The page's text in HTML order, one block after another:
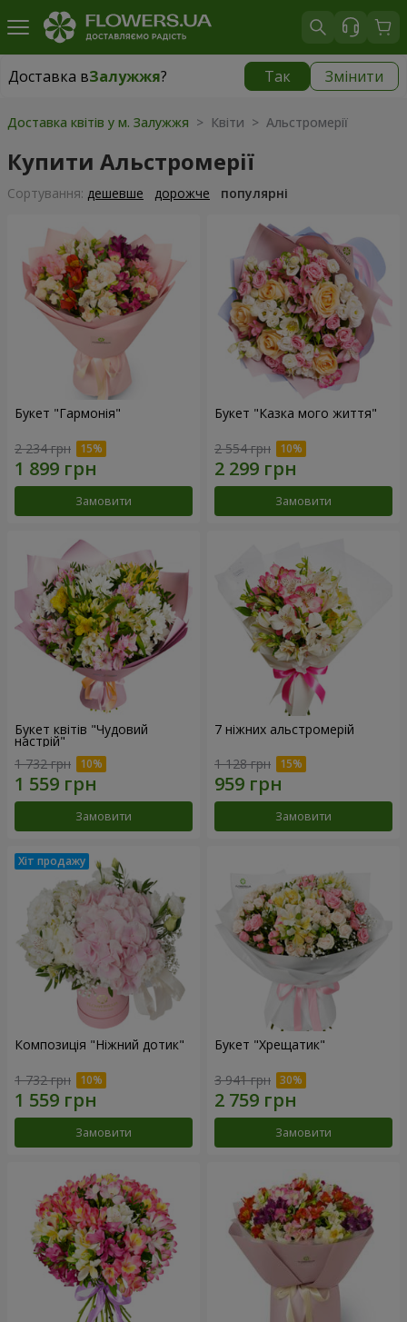
Доставка вЗалужжя? Так Змінити
Доставка вЗалужжя|
Доставка квітів у м. Залужжя > Квіти > Альстромерії
Купити Альстромерії
Сортування: дешевше дорожче популярні
Букет "Гармонія"
2 234 грн
Замовити
Букет "Казка мого життя"
2 554 грн
Замовити
Букет квітів "Чудовий
настрій"
1 732 грн
Замовити
7 ніжних альстромерій
1 128 грн
Замовити
Композиція "Ніжний дотик"
1 732 грн
Замовити
Букет "Хрещатик"
3 941 грн
Замовити